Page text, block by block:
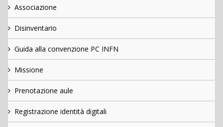
Associazione
Disinventario
Guida alla convenzione PC INFN
Missione
Prenotazione aule
Registrazione identità digitali